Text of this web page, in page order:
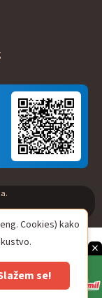
×
Cookies) kako
se!